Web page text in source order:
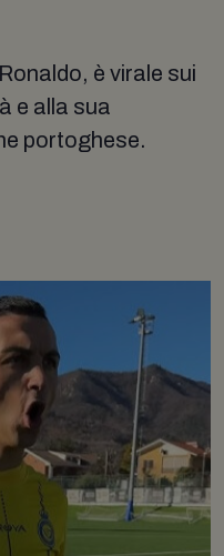
è virale sui
e alla sua
portoghese.